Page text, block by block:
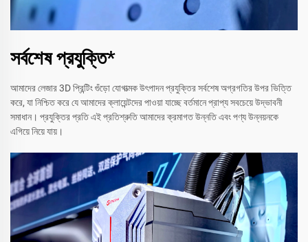
সর্বশেষ প্রযুক্তি*
আমাদের লেজার 3D প্রিন্টিং গুঁড়ো যোগাত্মক উৎপাদন প্রযুক্তির সর্বশেষ অগ্রগতির উপর ভিত্তি
করে, যা নিশ্চিত করে যে আমাদের ক্লায়েন্টদের পাওয়া যাচ্ছে বর্তমানে প্রাপ্য সবচেয়ে উদ্ভাবনী
সমাধান। প্রযুক্তির প্রতি এই প্রতিশ্রুতি আমাদের ক্রমাগত উন্নতি এবং পণ্য উন্নয়নকে
এগিয়ে নিয়ে যায়।